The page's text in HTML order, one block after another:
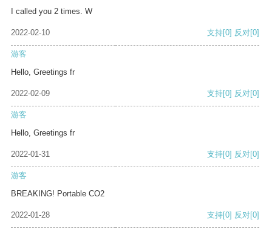
I called you 2 times. W
2022-02-10 支持[0] 反对[0]
游客
Hello, Greetings fr
2022-02-09 支持[0] 反对[0]
游客
Hello, Greetings fr
2022-01-31 支持[0] 反对[0]
游客
BREAKING! Portable CO2
2022-01-28 支持[0] 反对[0]